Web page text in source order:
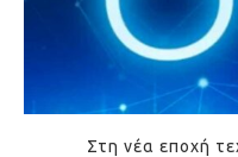
Στη νέα εποχή